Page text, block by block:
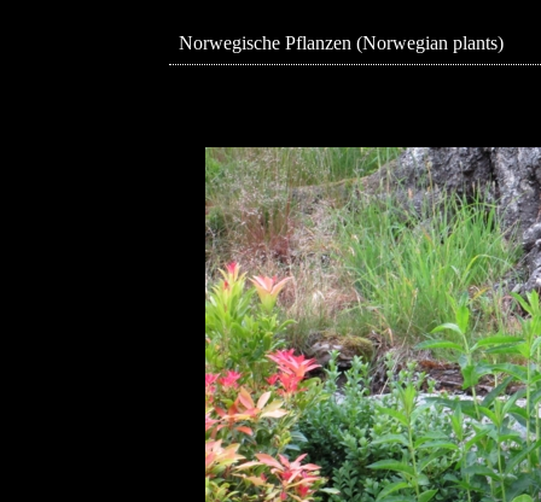
Norwegische Pflanzen (Norwegian plants)